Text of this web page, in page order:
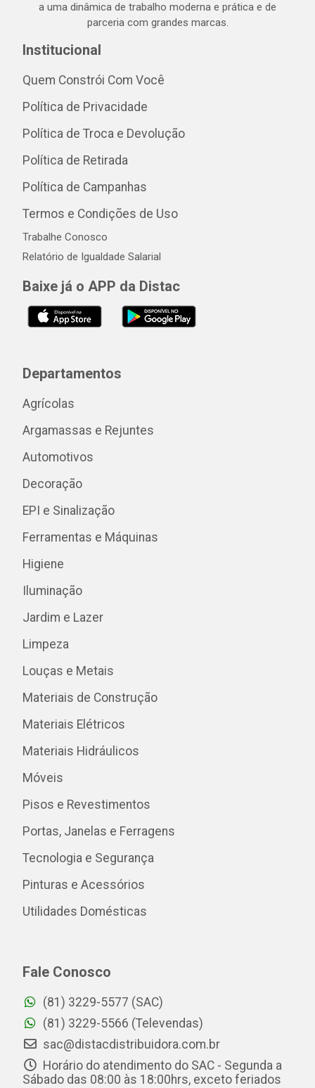
a uma dinâmica de trabalho moderna e prática e de
parceria com grandes marcas.
Institucional
Quem Constrói Com Você
Política de Privacidade
Política de Troca e Devolução
Política de Retirada
Política de Campanhas
Termos e Condições de Uso
Trabalhe Conosco
Relatório de Igualdade Salarial
Baixe já o APP da Distac
Departamentos
Agrícolas
Argamassas e Rejuntes
Automotivos
Decoração
EPI e Sinalização
Ferramentas e Máquinas
Higiene
Iluminação
Jardim e Lazer
Limpeza
Louças e Metais
Materiais de Construção
Materiais Elétricos
Materiais Hidráulicos
Móveis
Pisos e Revestimentos
Portas, Janelas e Ferragens
Tecnologia e Segurança
Pinturas e Acessórios
Utilidades Domésticas
Fale Conosco
(81) 3229-5577 (SAC)
(81) 3229-5566 (Televendas)
sac@distacdistribuidora.com.br
Horário do atendimento do SAC - Segunda a
Sábado das 08:00 às 18:00hrs, exceto feriados